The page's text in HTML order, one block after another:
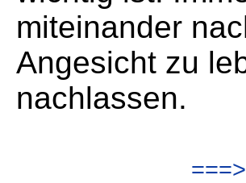
miteinander
Angesicht zu
nachlassen.